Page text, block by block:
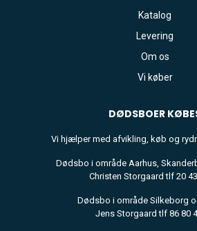
Katalog
Levering
Om os
Vi køber
DØDSBOER
Vi hjælper med afvikling, køb og
Dødsbo i område Aarhus,
Christen Storgaard tlf 20
Dødsbo i område Silkeborg
Jens Storgaard tlf 86 80